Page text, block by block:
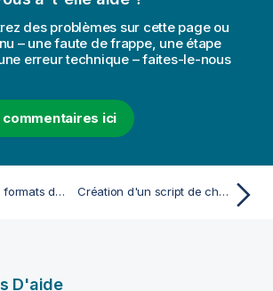
des problèmes sur cette page ou
– une faute de frappe, une étape
erreur technique – faites-le-nous
ici
Description des formats de nombre et d'heure Création d'un script de chargement réutilisable avec des fichiers QVS
D'aide